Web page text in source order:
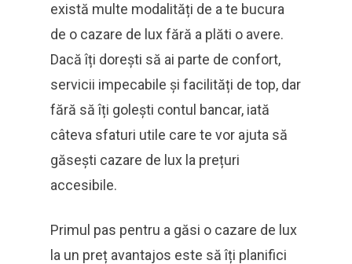
există multe modalități de a te bucura
de o cazare de lux fără a plăti o avere.
Dacă îți dorești să ai parte de confort,
servicii impecabile și facilități de top, dar
fără să îți golești contul bancar, iată
câteva sfaturi utile care te vor ajuta să
găsești cazare de lux la prețuri
accesibile.
Primul pas pentru a găsi o cazare de lux
la un preț avantajos este să îți planifici